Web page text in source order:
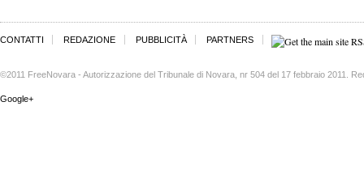
CONTATTI REDAZIONE PUBBLICITÀ PARTNERS
©2011 FreeNovara - Autorizzazione del Tribunale di Novara, nr 504 del 17 febbraio 2011.
Google+